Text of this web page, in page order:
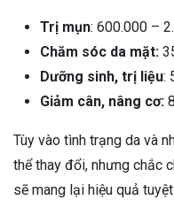
Trị mụn: 600.000 –
Chăm sóc da mặt:
Dưỡng sinh, trị liệu:
Giảm cân, nâng cơ:
Tùy vào tình trạng da và
thể thay đổi, nhưng chắc
sẽ mang lại hiệu quả